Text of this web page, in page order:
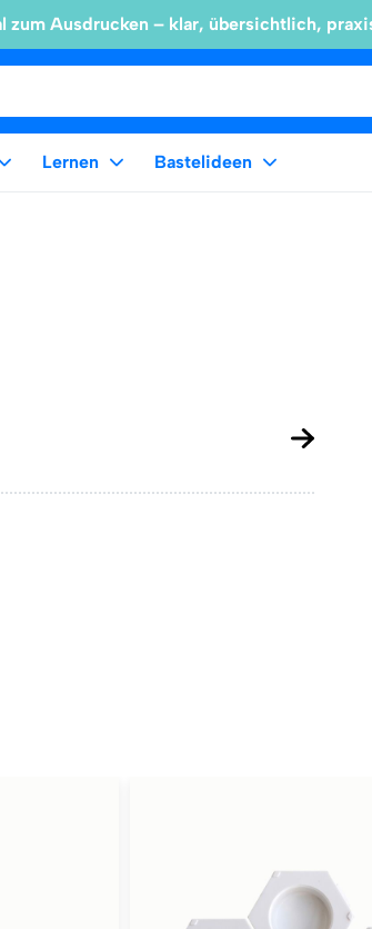
zum Ausdrucken – klar, übersichtlich,
Lernen Bastelideen